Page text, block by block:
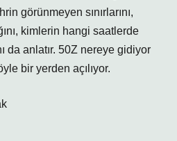
görünmeyen sınırlarını,
kimlerin hangi saatlerde
da anlatır. 50Z nereye gidiyor
bir yerden açılıyor.